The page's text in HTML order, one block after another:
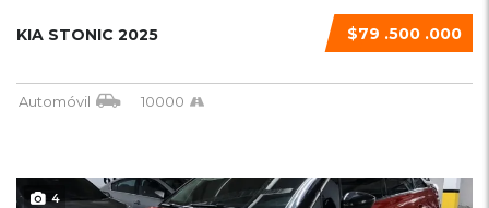
$79 .500 .000
KIA STONIC 2025
Automóvil 10000
4